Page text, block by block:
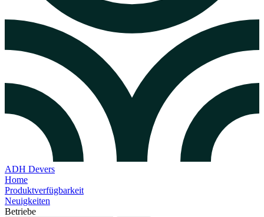
ADH Devers
Home
Produktverfügbarkeit
Neuigkeiten
Betriebe